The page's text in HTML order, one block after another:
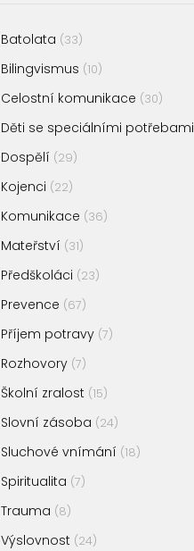
Batolata (33)
Bilingvismus (10)
Celostní komunikace (30)
Děti se speciálními potřebami
Dospělí (29)
Kojenci (22)
Komunikace (36)
Mateřství (31)
Předškoláci (23)
Prevence (67)
Příjem potravy (7)
Rozhovory (7)
Školní zralost (15)
Slovní zásoba (24)
Sluchové vnímání (18)
Spiritualita (7)
Trauma (8)
Výslovnost (24)